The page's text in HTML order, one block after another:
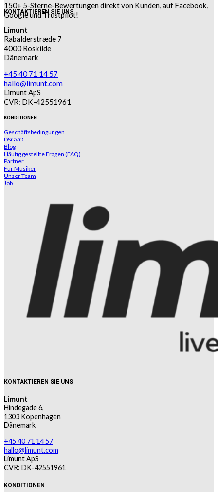
150+ 5-Sterne-Bewertungen direkt von Kunden, auf Facebook,
Google und Trustpilot!
KONTAKTIEREN SIE UNS
Limunt
Rabalderstræde 7
4000 Roskilde
Dänemark
+45 40 71 14 57
hallo@limunt.com
Limunt ApS
CVR: DK-42551961
KONDITIONEN
Geschäftsbedingungen
DSGVO
Blog
Häufig gestellte Fragen (FAQ)
Partner
Für Musiker
Unser Team
Job
KONTAKTIEREN SIE UNS
Limunt
Hindegade 6,
1303 Kopenhagen
Dänemark
+45 40 71 14 57
hallo@limunt.com
Limunt ApS
CVR: DK-42551961
KONDITIONEN